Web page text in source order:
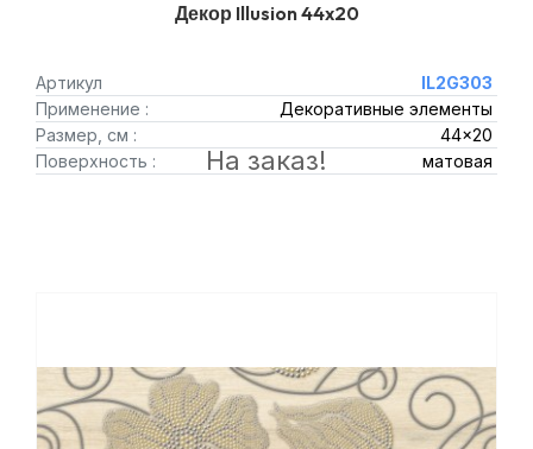
Декор Illusion 44x20
Артикул
IL2G303
Применение :
Декоративные элементы
Размер, см :
44x20
Поверхность :
матовая
На заказ!